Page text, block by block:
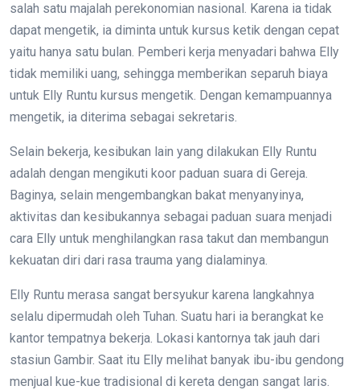
salah satu majalah perekonomian nasional. Karena ia tidak
dapat mengetik, ia diminta untuk kursus ketik dengan cepat
yaitu hanya satu bulan. Pemberi kerja menyadari bahwa Elly
tidak memiliki uang, sehingga memberikan separuh biaya
untuk Elly Runtu kursus mengetik. Dengan kemampuannya
mengetik, ia diterima sebagai sekretaris.
Selain bekerja, kesibukan lain yang dilakukan Elly Runtu
adalah dengan mengikuti koor paduan suara di Gereja.
Baginya, selain mengembangkan bakat menyanyinya,
aktivitas dan kesibukannya sebagai paduan suara menjadi
cara Elly untuk menghilangkan rasa takut dan membangun
kekuatan diri dari rasa trauma yang dialaminya.
Elly Runtu merasa sangat bersyukur karena langkahnya
selalu dipermudah oleh Tuhan. Suatu hari ia berangkat ke
kantor tempatnya bekerja. Lokasi kantornya tak jauh dari
stasiun Gambir. Saat itu Elly melihat banyak ibu-ibu gendong
menjual kue-kue tradisional di kereta dengan sangat laris.